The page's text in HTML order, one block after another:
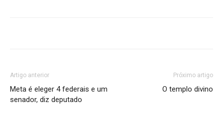
Artigo anterior
Meta é eleger 4 federais e um
senador, diz deputado
Próximo artigo
O templo divino